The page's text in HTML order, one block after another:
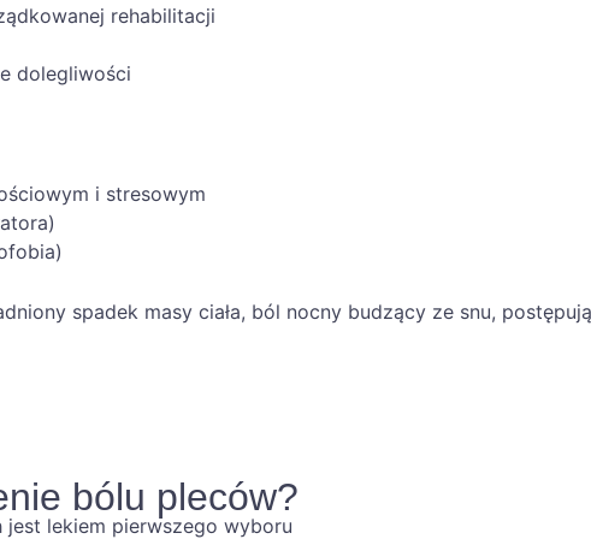
rehabilitacji
dolegliwości
i stresowym
spadek masy ciała, ból nocny budzący ze snu,
bólu pleców?
lekiem pierwszego wyboru